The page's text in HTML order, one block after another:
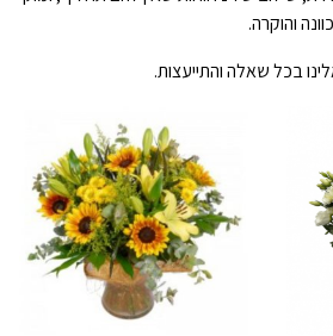
והוקרה.
בכל שאלה והתייעצות.